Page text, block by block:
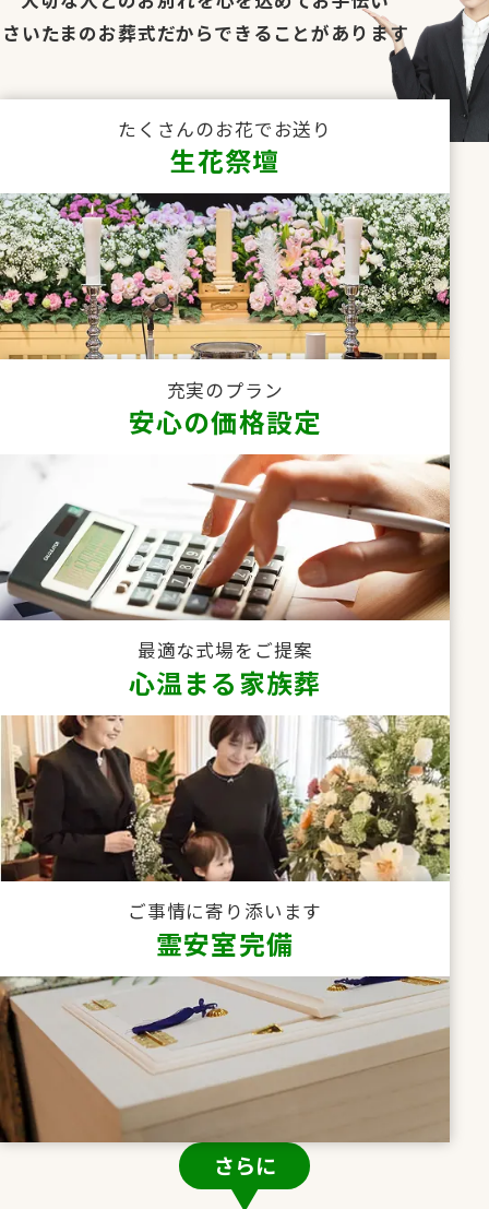
さいたまのお葬式だからできることがあります
たくさんのお花でお送り
生花祭壇
充実のプラン
安心の価格設定
最適な式場をご提案
心温まる家族葬
ご事情に寄り添います
霊安室完備
さらに